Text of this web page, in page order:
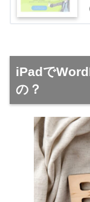
iPadで
の？